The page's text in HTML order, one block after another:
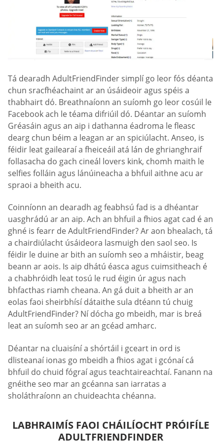
Tá dearadh AdultFriendFinder simplí go leor fós déanta
chun sracfhéachaint ar an úsáideoir agus spéis a
thabhairt dó. Breathnaíonn an suíomh go leor cosúil le
Facebook ach le téama difriúil dó. Déantar an suíomh
Gréasáin agus an aip i dathanna éadroma le fleasc
dearg chun béim a leagan ar an spiciúlacht. Anseo, is
féidir leat gailearaí a fheiceáil atá lán de ghrianghraif
follasacha do gach cineál lovers kink, chomh maith le
selfies folláin agus lánúineacha a bhfuil aithne acu ar
spraoi a bheith acu.
Coinníonn an dearadh ag feabhsú fad is a dhéantar
uasghrádú ar an aip. Ach an bhfuil a fhios agat cad é an
ghné is fearr de AdultFriendFinder? Ar aon bhealach, tá
a chairdiúlacht úsáideora lasmuigh den saol seo. Is
féidir le duine ar bith an suíomh seo a mháistir, beag
beann ar aois. Is aip dhátú éasca agus cuimsitheach é
a chabhróidh leat tosú le rud éigin úr agus nach
bhfacthas riamh cheana. An gá duit a bheith ar an
eolas faoi sheirbhísí dátaithe sula dtéann tú chuig
AdultFriendFinder? Ní dócha go mbeidh, mar is breá
leat an suíomh seo ar an gcéad amharc.
Déantar na cluaisíní a shórtáil i gceart in ord is
dlisteanaí ionas go mbeidh a fhios agat i gcónaí cá
bhfuil do chuid fógraí agus teachtaireachtaí. Fanann na
gnéithe seo mar an gcéanna san iarratas a
sholáthraíonn an chuideachta chéanna.
LABHRAIMÍS FAOI CHÁILÍOCHT PRÓIFÍLE
ADULTFRIENDFINDER